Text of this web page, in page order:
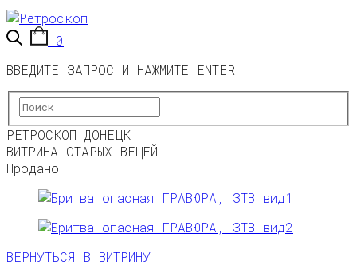
0
ВВЕДИТЕ ЗАПРОС И НАЖМИТЕ ENTER
РЕТРОСКОП|ДОНЕЦК
ВИТРИНА СТАРЫХ ВЕЩЕЙ
Продано
ВЕРНУТЬСЯ В ВИТРИНУ